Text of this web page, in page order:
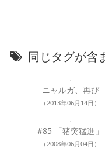
同じタグが含
ニャルガ、再び
（2013年06月14日）
#85 「猪突猛進」
（2008年06月04日）